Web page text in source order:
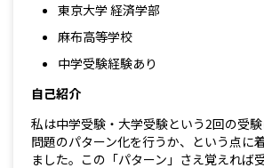
東京大学 経済学部
麻布高等学校
中学受験経験あり
自己紹介
私は中学受験・大学受験という2回の受
問題のパターン化を行うか、という点に
ました。この「パターン」さえ覚えれば